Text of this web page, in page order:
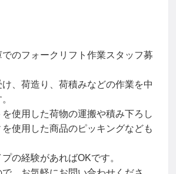
免許
務従事者安全衛生教育
小型移動式クレーン運転技能講習修了
転技能講習修了
入出庫管理 普通倉庫
荷物仕分け
でのフォークリフト作業スタッフ募
け、荷造り、荷積みなどの作業を中
を使用した荷物の運搬や積み下ろし
使用した商品のピッキングなども
の経験があればOKです。